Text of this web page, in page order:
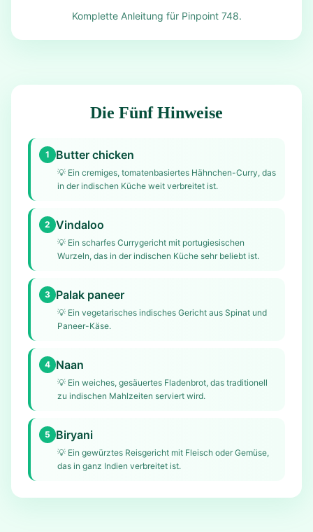
Komplette Anleitung für Pinpoint 748.
Die Fünf Hinweise
1 Butter chicken
💡 Ein cremiges, tomatenbasiertes Hähnchen-Curry, das
in der indischen Küche weit verbreitet ist.
2 Vindaloo
💡 Ein scharfes Currygericht mit portugiesischen
Wurzeln, das in der indischen Küche sehr beliebt ist.
3 Palak paneer
💡 Ein vegetarisches indisches Gericht aus Spinat und
Paneer-Käse.
4 Naan
💡 Ein weiches, gesäuertes Fladenbrot, das traditionell
zu indischen Mahlzeiten serviert wird.
5 Biryani
💡 Ein gewürztes Reisgericht mit Fleisch oder Gemüse,
das in ganz Indien verbreitet ist.